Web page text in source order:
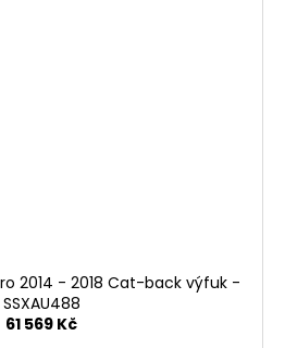
2014 - 2018 Cat-back výfuk -
SSXAU488
61 569 Kč